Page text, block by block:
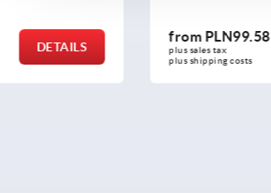
DETAILS
from PLN99.58
plus sales tax
plus shipping costs